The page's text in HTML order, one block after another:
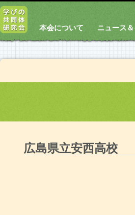
本会について ニュース
広島県立安西高校